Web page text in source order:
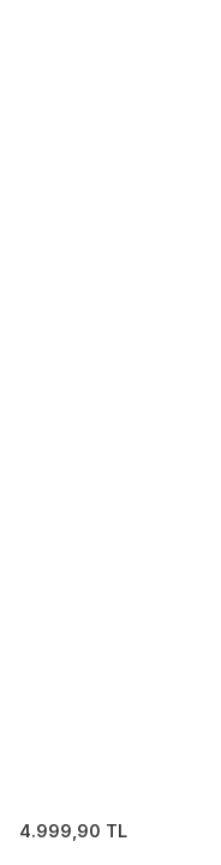
4.999,90 TL